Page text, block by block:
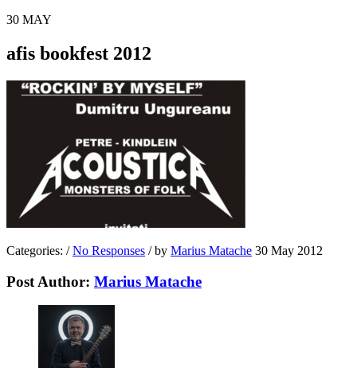
30 MAY
afis bookfest 2012
Categories: / No Responses /by Marius Matache 30 May 2012
Post Author: Marius Matache